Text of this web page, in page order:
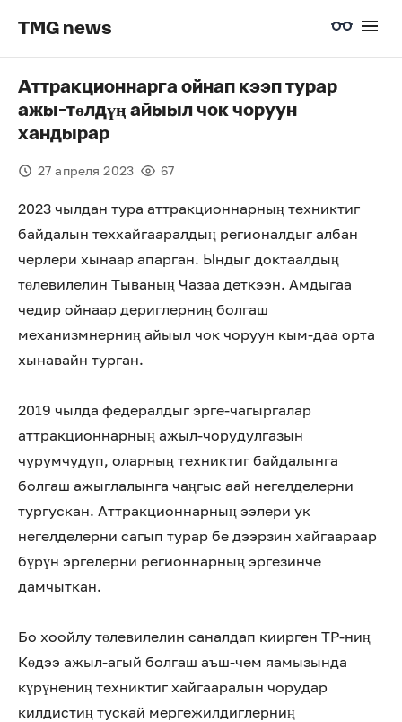
TMG news
Аттракционнарга ойнап кээп турар
ажы-төлдүң айыыл чок чоруун
хандырар
27 апреля 2023 67
2023 чылдан тура аттракционнарның техниктиг
байдалын теххайгааралдың регионалдыг албан
черлери хынаар апарган. Ындыг доктаалдың
төлевилелин Тываның Чазаа деткээн. Амдыгаа
чедир ойнаар дериглерниң болгаш
механизмнерниң айыыл чок чоруун кым-даа орта
хынавайн турган.
2019 чылда федералдыг эрге-чагыргалар
аттракционнарның ажыл-чорудулгазын
чурумчудуп, оларның техниктиг байдалынга
болгаш ажыглалынга чаңгыс аай негелделерни
тургускан. Аттракционнарның ээлери ук
негелделерни сагып турар бе дээрзин хайгаараар
бүрүн эргелерни регионнарның эргезинче
дамчыткан.
Бо хоойлу төлевилелин саналдап киирген ТР-ниң
Көдээ ажыл-агый болгаш аъш-чем яамызында
күрүнениң техниктиг хайгааралын чорудар
килдистиң тускай мергежилдиглерниң